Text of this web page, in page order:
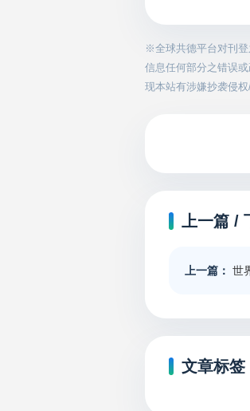
※全球共德平台对刊登
信息任何部分之错误
现本站有涉嫌抄袭侵
上一篇 /
上一篇： 世
文章标签